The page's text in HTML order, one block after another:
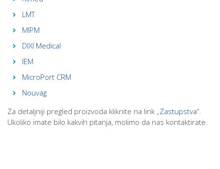
LMT
MIPM
DIXI Medical
IEM
MicroPort CRM
Nouvag
Za detaljniji pregled proizvoda kliknite na link „Zastupstva“.
Ukoliko imate bilo kakvih pitanja, molimo da nas kontaktirate.